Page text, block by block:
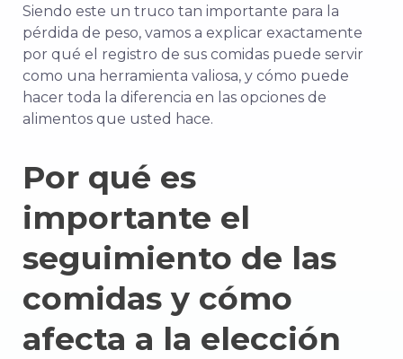
Siendo este un truco tan importante para la
pérdida de peso, vamos a explicar exactamente
por qué el registro de sus comidas puede servir
como una herramienta valiosa, y cómo puede
hacer toda la diferencia en las opciones de
alimentos que usted hace.
Por qué es
importante el
seguimiento de las
comidas y cómo
afecta a la elección